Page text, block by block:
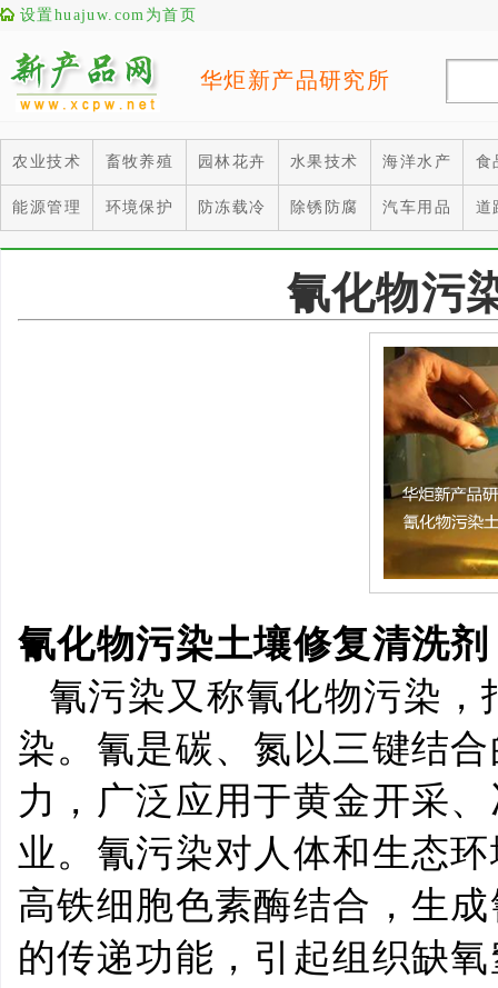
设置huajuw.com为首页
华炬新产品研究所
农业技术 畜牧养殖 园林花卉 水果技术 海洋水产 食
能源管理 环境保护 防冻载冷 除锈防腐 汽车用品 道
氰化物污
氰化物污染土壤修复清洗剂
氰污染又称氰化物污染
染。氰是碳、氮以三键结
力，广泛应用于黄金开采
业。氰污染对人体和生态
高铁细胞色素酶结合，生
的传递功能，引起组织缺